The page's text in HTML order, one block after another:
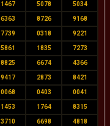
1467 5078 5034
6363 8726 9168
7739 0318 9221
5861 1835 7273
8825 6674 4366
9417 2873 8421
0068 0403 0041
1453 1764 8315
3710 6698 4818